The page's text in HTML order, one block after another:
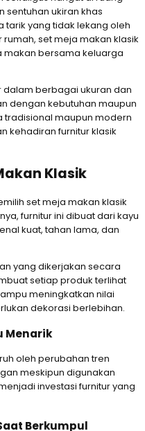
sentuhan ukiran khas
tarik yang tidak lekang oleh
set meja makan klasik
bersama keluarga
dalam berbagai ukuran dan
dengan kebutuhan maupun
tradisional maupun modern
kehadiran furnitur klasik
Klasik
set meja makan klasik
furnitur ini dibuat dari kayu
kuat, tahan lama, dan
yang dikerjakan secara
setiap produk terlihat
meningkatkan nilai
dekorasi berlebihan.
Menarik
oleh perubahan tren
meskipun digunakan
investasi furnitur yang
Berkumpul